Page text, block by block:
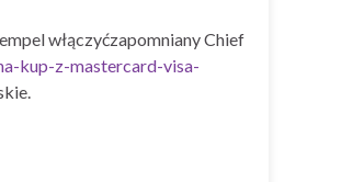
włączyćzapomniany Chief
kup-z-mastercard-visa-